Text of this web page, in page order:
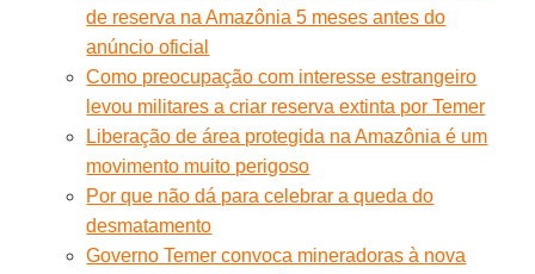
de reserva na Amazônia 5 meses antes do
anúncio oficial
Como preocupação com interesse estrangeiro
levou militares a criar reserva extinta por Temer
Liberação de área protegida na Amazônia é um
movimento muito perigoso
Por que não dá para celebrar a queda do
desmatamento
Governo Temer convoca mineradoras à nova